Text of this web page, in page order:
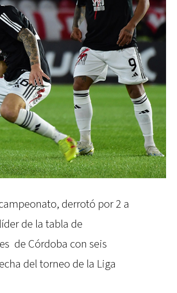
derrotó por 2 a
de la tabla de
de Córdoba con seis
del torneo de la Liga